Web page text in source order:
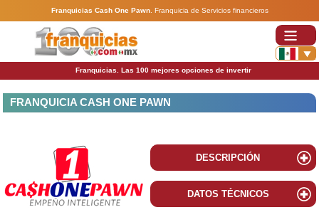
Franquicias Cash One Pawn. Franquicia de Servicios financieros
Franquicias. Las 100 mejores opciones de invertir
FRANQUICIA CASH ONE PAWN
DESCRIPCIÓN
DATOS TÉCNICOS